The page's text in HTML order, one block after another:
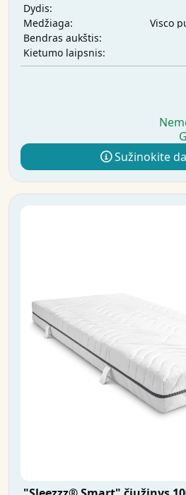
Dydis:
Medžiaga:
Visco
Bendras aukštis:
Kietumo laipsnis:
Sužinokite